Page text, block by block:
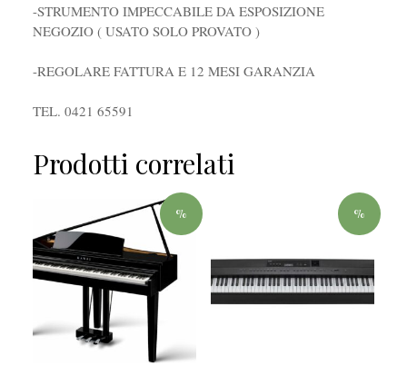
-STRUMENTO IMPECCABILE DA ESPOSIZIONE
NEGOZIO ( USATO SOLO PROVATO )
-REGOLARE FATTURA E 12 MESI GARANZIA
TEL. 0421 65591
Prodotti correlati
% %